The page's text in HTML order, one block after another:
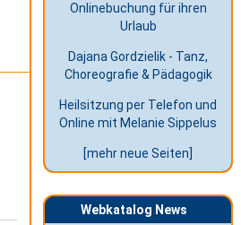
Onlinebuchung für ihren
Urlaub
Dajana Gordzielik - Tanz,
Choreografie & Pädagogik
Heilsitzung per Telefon und
Online mit Melanie Sippelus
[mehr neue Seiten]
Webkatalog News